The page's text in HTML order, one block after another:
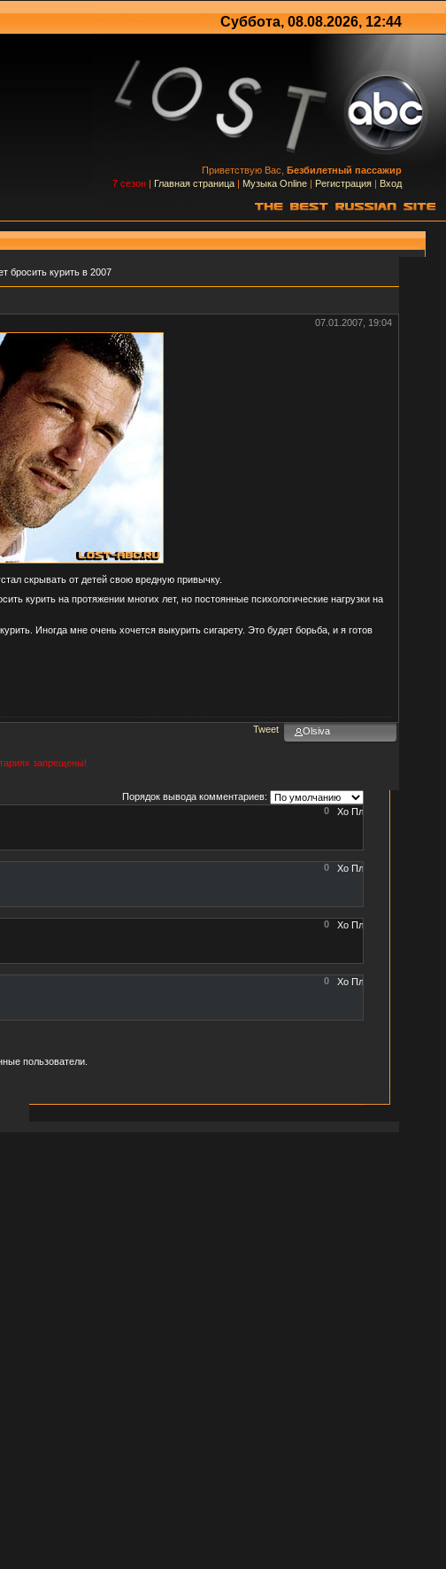
Суббота, 08.08.2026, 12:44
Приветствую Вас, Безбилетный пассажир
7 сезон | Главная страница | Музыка Online | Регистрация | Вход
бросить курить в 2007
07.01.2007, 19:04
скрывать от детей свою вредную привычку.
курить на протяжении многих лет, но постоянные психологические нагрузки на
Иногда мне очень хочется выкурить сигарету. Это будет борьба, и я готов
Olsiva
Tweet
запрещены!
Порядок вывода комментариев:
0
0
0
0
пользователи.